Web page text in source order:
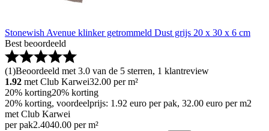
Stonewish Avenue klinker getrommeld Dust grijs 20 x 30 x 6 cm
Best beoordeeld
(1)Beoordeeld met 3.0 van de 5 sterren, 1 klantreview
1.92 met Club Karwei32.00 per m²
20% korting20% korting
20% korting, voordeelprijs: 1.92 euro per pak, 32.00 euro per m2
met Club Karwei
per pak2.4040.00 per m²